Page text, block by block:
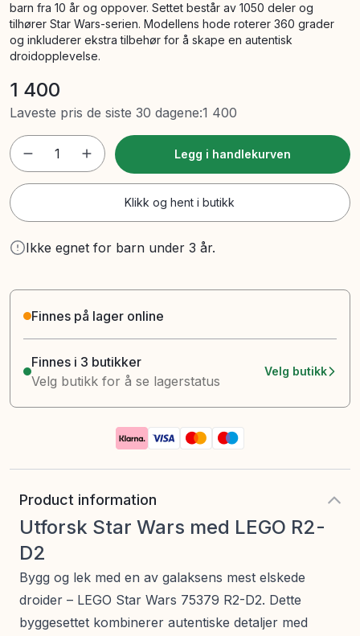
barn fra 10 år og oppover. Settet består av 1050 deler og
tilhører Star Wars-serien. Modellens hode roterer 360 grader
og inkluderer ekstra tilbehør for å skape en autentisk
droidopplevelse.
1 400
Laveste pris de siste 30 dagene:1 400
1 Legg i handlekurven
Klikk og hent i butikk
Ikke egnet for barn under 3 år.
Finnes på lager online
Finnes i 3 butikker
Velg butikk for å se lagerstatus
Velg butikk
Product information
Utforsk Star Wars med LEGO R2-
D2
Bygg og lek med en av galaksens mest elskede
droider – LEGO Star Wars 75379 R2-D2. Dette
byggesettet kombinerer autentiske detaljer med